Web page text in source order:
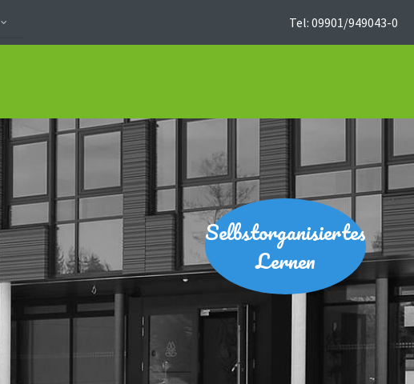
Tel: 09901/949043-0
Selbstorganisiertes
Lernen